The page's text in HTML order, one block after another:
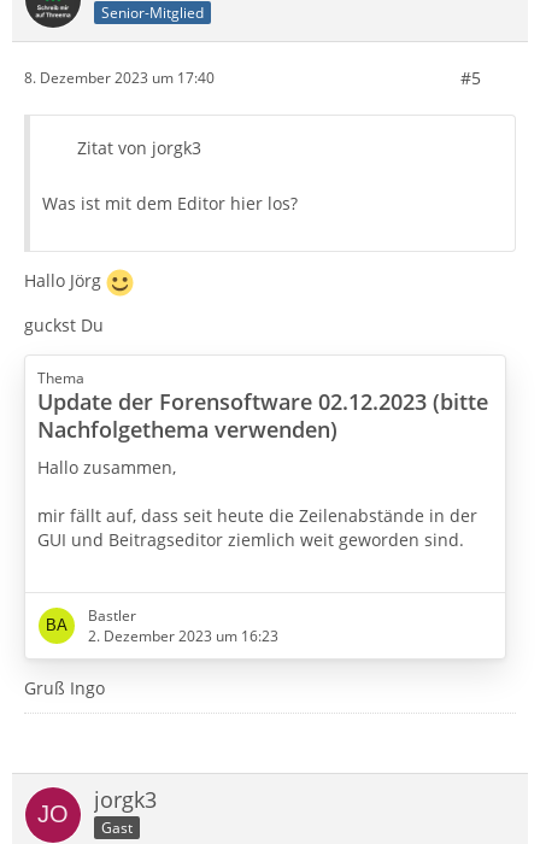
Senior-Mitglied
8. Dezember 2023 um 17:40 #5
Zitat von jorgk3
Was ist mit dem Editor hier los?
Hallo Jörg
guckst Du
Thema
Update der Forensoftware 02.12.2023 (bitte
Nachfolgethema verwenden)
Hallo zusammen,
mir fällt auf, dass seit heute die Zeilenabstände in der
GUI und Beitragseditor ziemlich weit geworden sind.
Ist das alles primär für Touchscreens optimiert worden?
Bastler
2. Dezember 2023 um 16:23
Gruß Ingo
jorgk3
Gast